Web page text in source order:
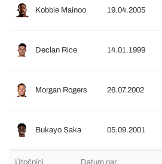
Kobbie Mainoo 19.04.2005
Declan Rice 14.01.1999
Morgan Rogers 26.07.2002
Bukayo Saka 05.09.2001
Útočníci Datum nar.